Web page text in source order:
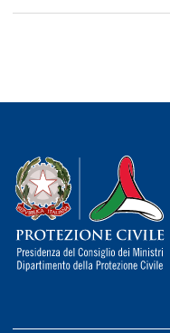
Dipartimento della